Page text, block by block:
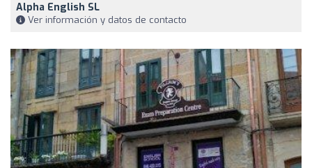
Alpha English SL
Ver información y datos de contacto